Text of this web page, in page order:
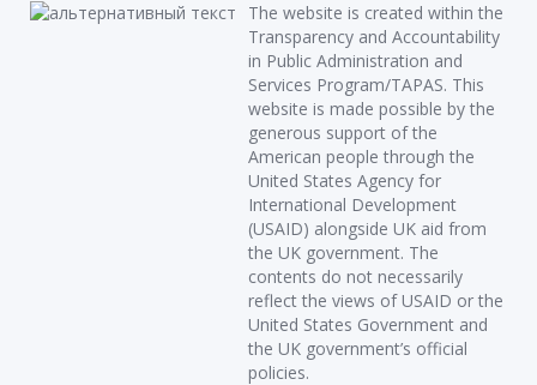
The website is created within the
Transparency and Accountability
in Public Administration and
Services Program/TAPAS. This
website is made possible by the
generous support of the
American people through the
United States Agency for
International Development
(USAID) alongside UK aid from
the UK government. The
contents do not necessarily
reflect the views of USAID or the
United States Government and
the UK government’s official
policies.